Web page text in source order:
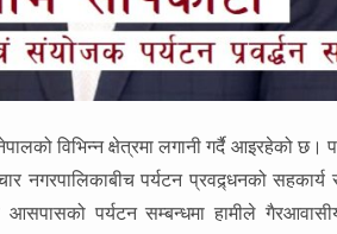
विभिन्न क्षेत्रमा लगानी गर्दै आइरहेको छ।
नगरपालिकाबीच पर्यटन प्रवद्र्धनको सहकार्य
पर्यटन सम्बन्धमा हामीले